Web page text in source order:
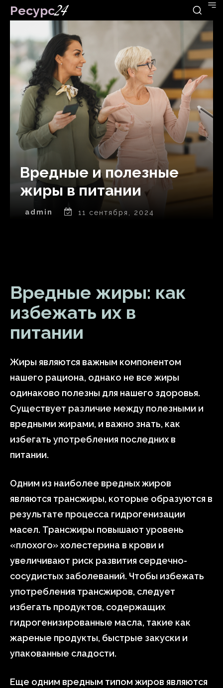
Ресурс24
Вредные и полезные
жиры в питании
admin 11 сентября, 2024
Вредные жиры: как
избежать их в
питании
Жиры являются важным компонентом
нашего рациона, однако не все жиры
одинаково полезны для нашего здоровья.
Существует различие между полезными и
вредными жирами, и важно знать, как
избегать употребления последних в
питании.
Одним из наиболее вредных жиров
являются трансжиры, которые образуются в
результате процесса гидрогенизации
масел. Трансжиры повышают уровень
«плохого» холестерина в крови и
увеличивают риск развития сердечно-
сосудистых заболеваний. Чтобы избежать
употребления трансжиров, следует
избегать продуктов, содержащих
гидрогенизированные масла, такие как
жареные продукты, быстрые закуски и
упакованные сладости.
Еще одним вредным типом жиров являются